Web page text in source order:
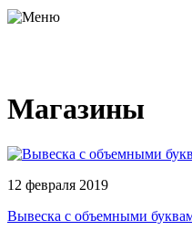
Магазины
12 февраля 2019
Вывеска с объемными